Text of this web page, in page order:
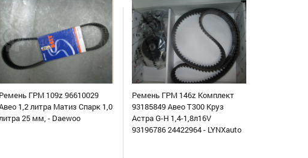
Ремень ГРМ 109z 96610029
1,2 литра Матиз Спарк 1,0
25 мм, - Daewoo
Ремень ГРМ 146z Комплект
93185849 Авео Т300 Круз
Астра G-H 1,4-1,8л16V
93196786 24422964 - LYNXauto